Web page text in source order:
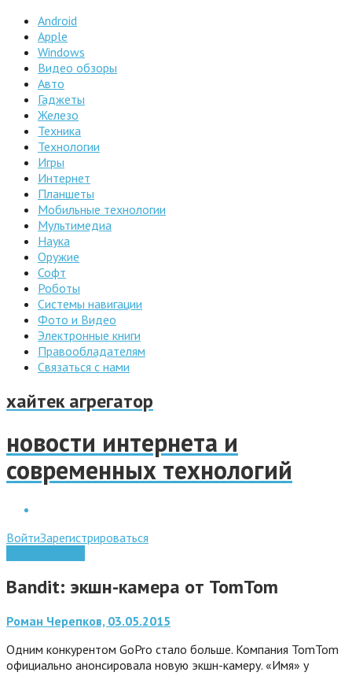
Android
Apple
Windows
Видео обзоры
Авто
Гаджеты
Железо
Техника
Технологии
Игры
Интернет
Планшеты
Мобильные технологии
Мультимедиа
Наука
Оружие
Софт
Роботы
Системы навигации
Фото и Видео
Электронные книги
Правообладателям
Связаться с нами
хайтек агрегатор
новости интернета и
современных технологий
ВойтиЗарегистрироваться
Bandit: экшн-камера от TomTom
Роман Черепков, 03.05.2015
Одним конкурентом GoPro стало больше. Компания TomTom
официально анонсировала новую экшн-камеру. «Имя» у